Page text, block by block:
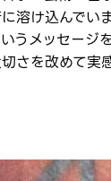
溶け込んでい
うメッセージ
さを改めて実